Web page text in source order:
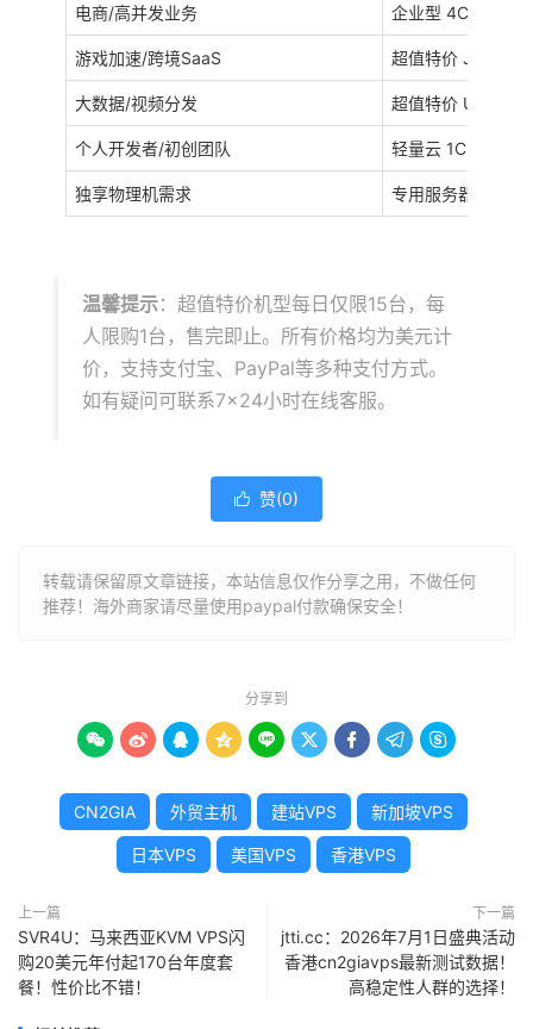
电商/高并发业务 企业型
游戏加速/跨境SaaS 超值特价 JP 2C2G
大数据/视频分发 超值特价 USA
个人开发者/初创团队 轻量云
独享物理机需求 专用服务器（香港
温馨提示：超值特价机型每日仅限15台，每
人限购1台，售完即止。所有价格均为美元计
价，支持支付宝、PayPal等多种支付方式。
如有疑问可联系7×24小时在线客服。
 赞(0)
转载请保留原文章链接，本站信息仅作分享之用，不做任何
推荐！海外商家请尽量使用paypal付款确保安全！
分享到
        
CN2GIA 外贸主机 建站VPS 新加坡VPS
日本VPS 美国VPS 香港VPS
上一篇
SVR4U：马来西亚KVM VPS闪
购20美元年付起170台年度套
餐！性价比不错！
下一篇
jtti.cc：2026年7月1日盛典活动
香港cn2giavps最新测试数据！
高稳定性人群的选择！